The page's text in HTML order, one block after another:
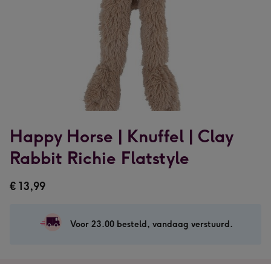
Happy Horse | Knuffel | Clay
Rabbit Richie Flatstyle
€ 13,99
Voor 23.00 besteld, vandaag verstuurd.